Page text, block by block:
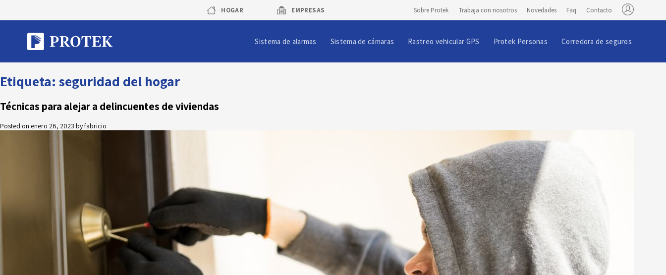
content
HOGAR EMPRESAS Sobre Protek Trabaja con nosotros Novedades Faq Contacto
Sistema de alarmas Sistema de cámaras Rastreo vehicular GPS Protek Personas Corredora de seguros
Etiqueta: seguridad del hogar
Técnicas para alejar a delincuentes de viviendas
Posted on enero 26, 2023 byfabricio